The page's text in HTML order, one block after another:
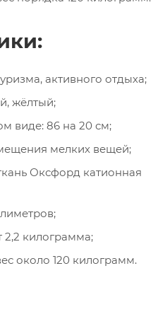
активного отдыха;
жёлтый;
виде: 86 на 20 см;
мелких вещей;
Оксфорд катионная
2,2 килограмма;
около 120 килограмм.